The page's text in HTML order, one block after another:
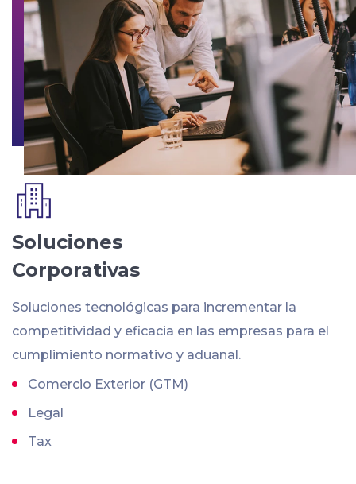
Soluciones
Corporativas
Soluciones tecnológicas para incrementar la
competitividad y eficacia en las empresas para el
cumplimiento normativo y aduanal.
Comercio Exterior (GTM)
Legal
Tax